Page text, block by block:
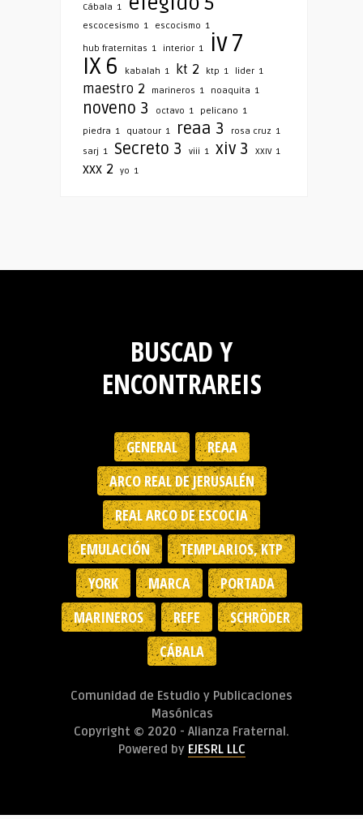
Cábala 1
escocesismo 1 escocismo 1
hub fraternitas 1 interior 1 iv7
IX 6 kabalah 1 kt 2 ktp 1 lider 1
maestro 2 marineros 1 noaquita 1
noveno 3 octavo 1 pelicano 1
piedra 1 quatour 1 reaa 3 rosa cruz 1
sarj 1 Secreto 3 viii 1 xiv 3 XXIV 1
xxx 2 yo 1
BUSCAD Y
ENCONTRAREIS
GENERAL
REAA
ARCO REAL DE JERUSALÉN
REAL ARCO DE ESCOCIA
EMULACIÓN
TEMPLARIOS, KTP
YORK
MARCA
PORTADA
MARINEROS
REFE
SCHRÖDER
CÁBALA
Comunidad de Estudio y Publicaciones
Masónicas
Copyright © 2020 - Alianza Fraternal.
Powered by EJESRL LLC